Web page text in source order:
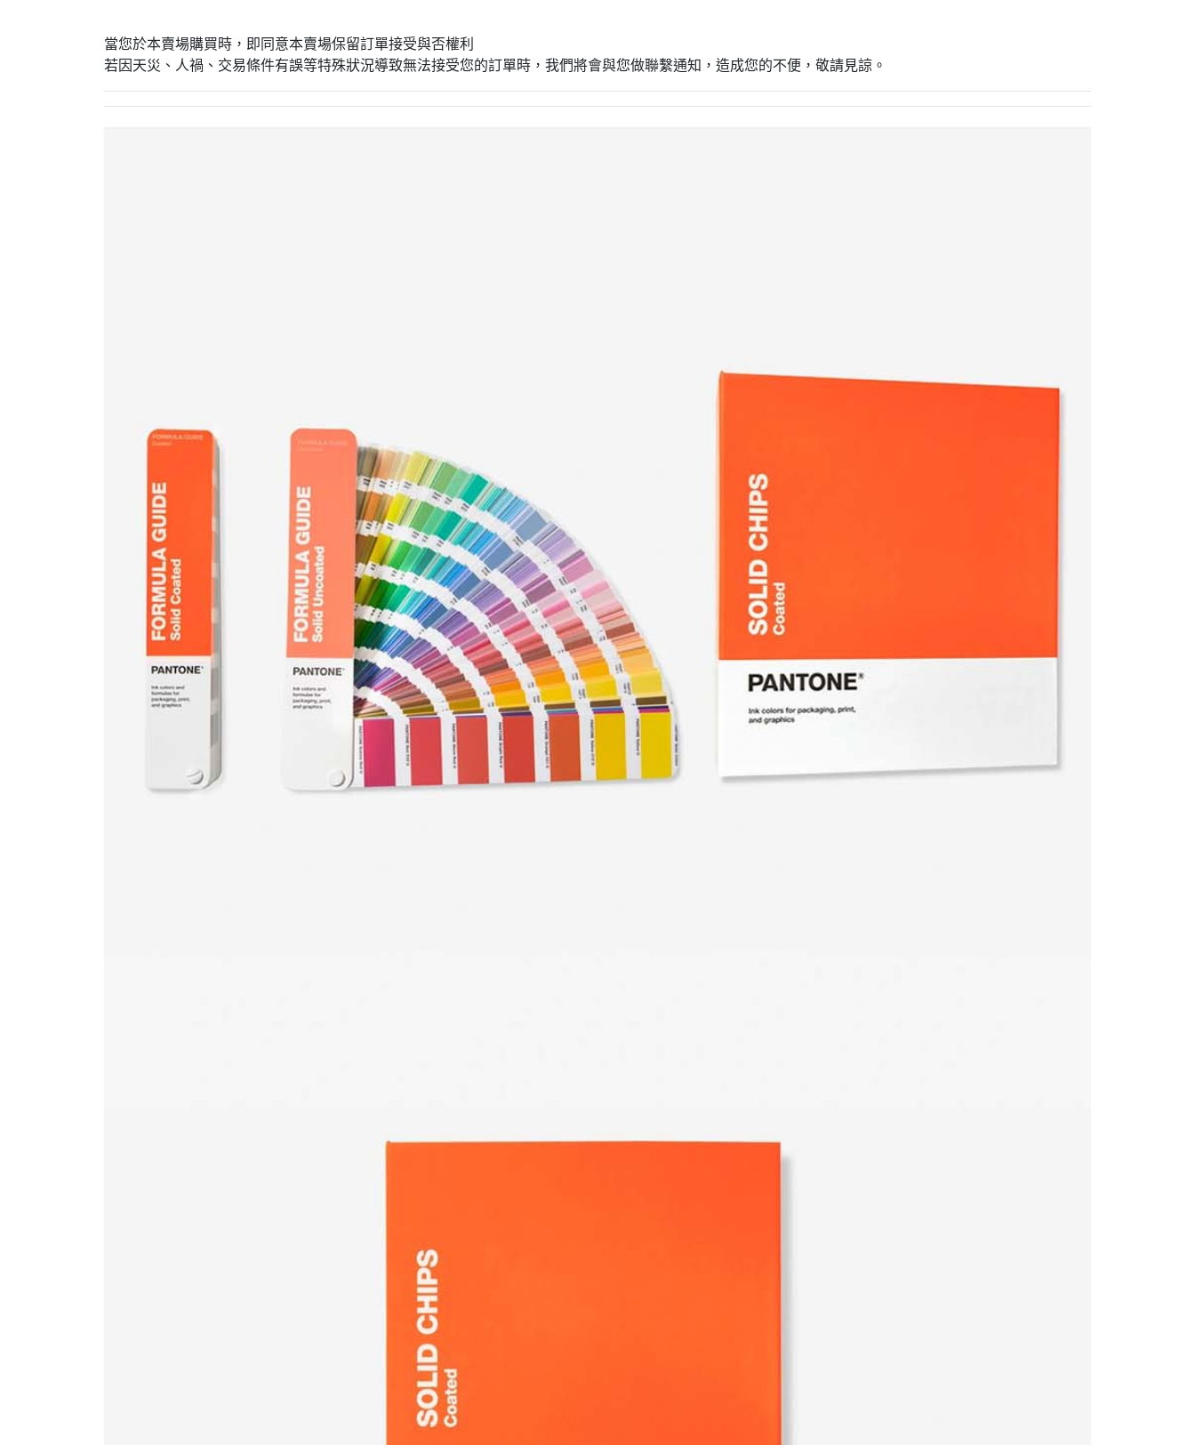
當您於本賣場購買時，即同意本賣場保留訂單接受與否權利
若因天災、人禍、交易條件有誤等特殊狀況導致無法接受您的訂單時，我們將會與您做聯繫通知，造成您的不便，敬請見諒。